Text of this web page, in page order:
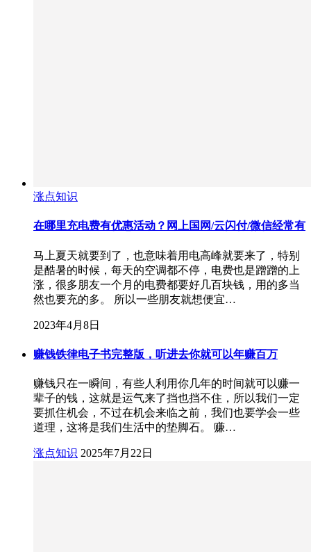
涨点知识
在哪里充电费有优惠活动？网上国网/云闪付/微信经常有
马上夏天就要到了，也意味着用电高峰就要来了，特别
是酷暑的时候，每天的空调都不停，电费也是蹭蹭的上
涨，很多朋友一个月的电费都要好几百块钱，用的多当
然也要充的多。 所以一些朋友就想便宜…
2023年4月8日
赚钱铁律电子书完整版，听进去你就可以年赚百万
赚钱只在一瞬间，有些人利用你几年的时间就可以赚一
辈子的钱，这就是运气来了挡也挡不住，所以我们一定
要抓住机会，不过在机会来临之前，我们也要学会一些
道理，这将是我们生活中的垫脚石。 赚…
涨点知识 2025年7月22日